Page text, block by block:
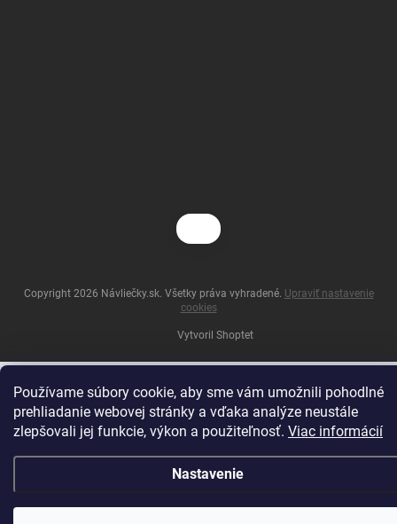
Používame súbory cookie, aby sme vám umožnili pohodlné
prehliadanie webovej stránky a vďaka analýze neustále
zlepšovali jej funkcie, výkon a použiteľnosť. Viac informácií
Nastavenie
Vytvoril Shoptet
Copyright 2026 Návliečky.sk. Všetky práva vyhradené. Upraviť nastavenie
cookies